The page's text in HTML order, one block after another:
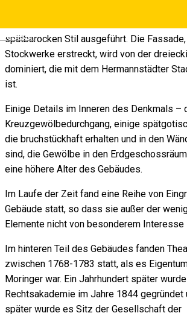
Deutsch
spätbarocken Stil ausgeführt. Die
Stockwerke erstreckt, wird von der
dominiert, die mit dem Hermannstädter
ist.
Einige Details im Inneren des Denkmals –
Kreuzgewölbedurchgang, einige
die bruchstückhaft erhalten und in den
sind, die Gewölbe in den
eine höhere Alter des Gebäudes.
Im Laufe der Zeit fand eine Reihe von
Gebäude statt, so dass sie außer der
Elemente nicht von besonderem Interesse
Im hinteren Teil des Gebäudes fanden
zwischen 1768-1783 statt, als es
Moringer war. Ein Jahrhundert später
Rechtsakademie im Jahre 1844 gegründet
später wurde es Sitz der Gesellschaft der